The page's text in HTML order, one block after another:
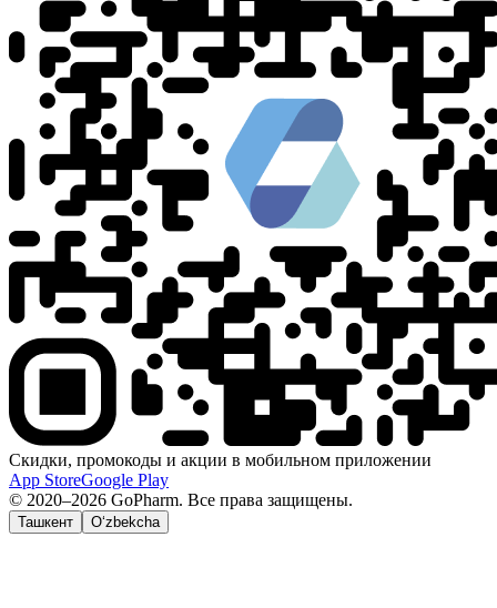
Скидки, промокоды и акции в мобильном приложении
App StoreGoogle Play
© 2020–2026 GoPharm. Все права защищены.
Ташкент O‘zbekcha